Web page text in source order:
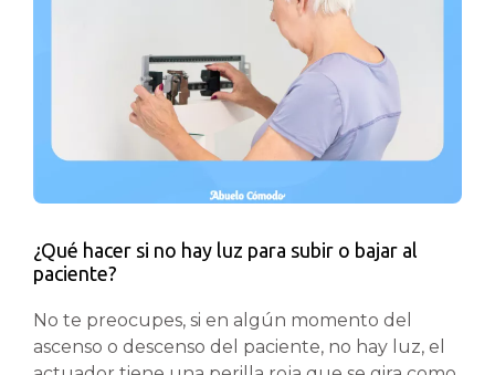
¿Qué hacer si no hay luz para subir o bajar al
paciente?
No te preocupes, si en algún momento del
ascenso o descenso del paciente, no hay luz, el